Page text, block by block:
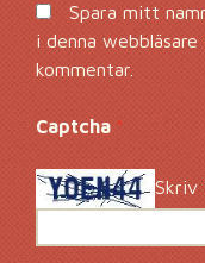
Spara mitt
i denna
kommentar.
Captcha *
Skriv